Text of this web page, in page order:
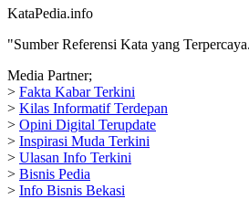
KataPedia.info
"Sumber Referensi Kata yang
Media Partner;
> Fakta Kabar Terkini
> Kilas Informatif Terdepan
> Opini Digital Terupdate
> Inspirasi Muda Terkini
> Ulasan Info Terkini
> Bisnis Pedia
> Info Bisnis Bekasi